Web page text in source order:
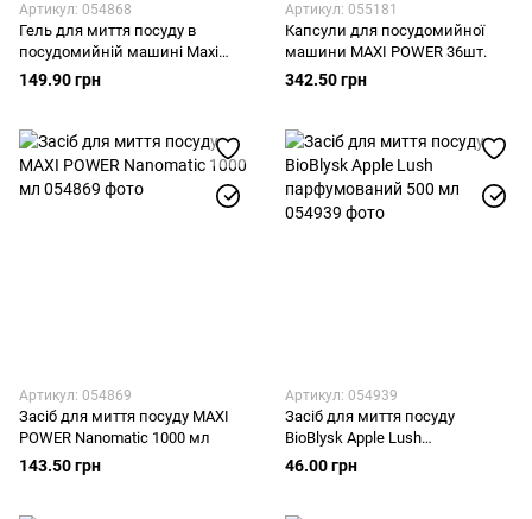
Артикул: 054868
Гель для миття посуду в
посудомийній машині Maxi
Power Nanomatic, 500 мл
149.90 грн
Артикул: 055181
Капсули для посудомийної
машини MAXI POWER 36шт.
342.50 грн
Артикул: 054869
Засіб для миття посуду MAXI
POWER Nanomatic 1000 мл
143.50 грн
Артикул: 054939
Засіб для миття посуду
BioBlysk Apple Lush
парфумований 500 мл
46.00 грн